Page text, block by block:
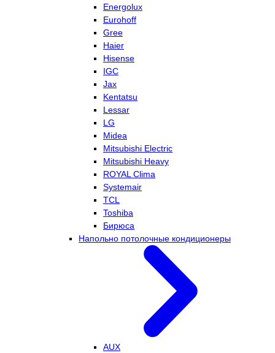
Energolux
Eurohoff
Gree
Haier
Hisense
IGC
Jax
Kentatsu
Lessar
LG
Midea
Mitsubishi Electric
Mitsubishi Heavy
ROYAL Clima
Systemair
TCL
Toshiba
Бирюса
Напольно потолочные кондиционеры
AUX